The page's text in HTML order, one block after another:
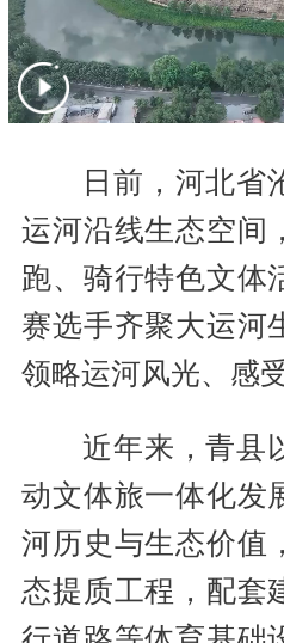
日前，河北省
运河沿线生态空间
跑、骑行特色文体
赛选手齐聚大运河
领略运河风光、感
近年来，青县
动文体旅一体化发
河历史与生态价值
态提质工程，配套